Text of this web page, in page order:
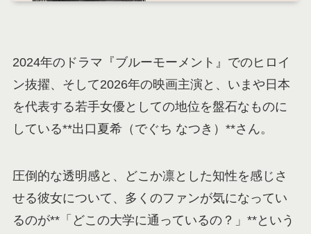
2024年のドラマ『ブルーモーメント』でのヒロイ
ン抜擢、そして2026年の映画主演と、いまや日本
を代表する若手女優としての地位を盤石なものに
している**出口夏希（でぐち なつき）**さん。
圧倒的な透明感と、どこか凛とした知性を感じさ
せる彼女について、多くのファンが気になってい
るのが**「どこの大学に通っているの？」**という